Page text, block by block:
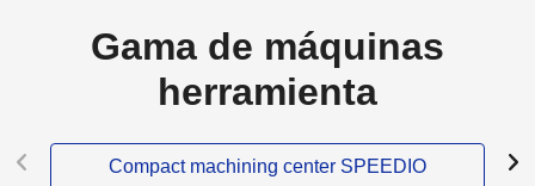
Gama de máquinas
herramienta
Compact machining center SPEEDIO